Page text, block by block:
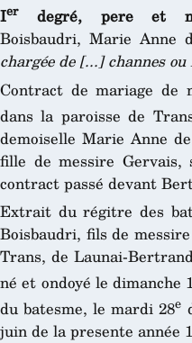
Ierdegré, pere et
Boisbaudri, Marie Anne
chargée de [...] channes
Contract de mariage de
dans la paroisse de
demoiselle Marie Anne
fille de messire Gervais,
contract passé devant
Extrait du régitre des
Boisbaudri, fils de
Trans, de Launai-
né et ondoyé le dimanche
du batesme, le mardi 28e
juin de la presente année